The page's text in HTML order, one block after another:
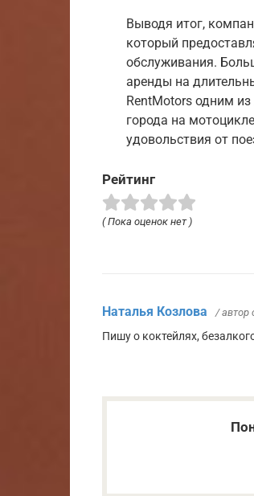
Выводя итог,
который
обслуживания.
аренды на
RentMotors одним
города на
удовольствия от
Рейтинг
( Пока оценок нет )
Наталья Козлова / автор
Пишу о коктейлях,